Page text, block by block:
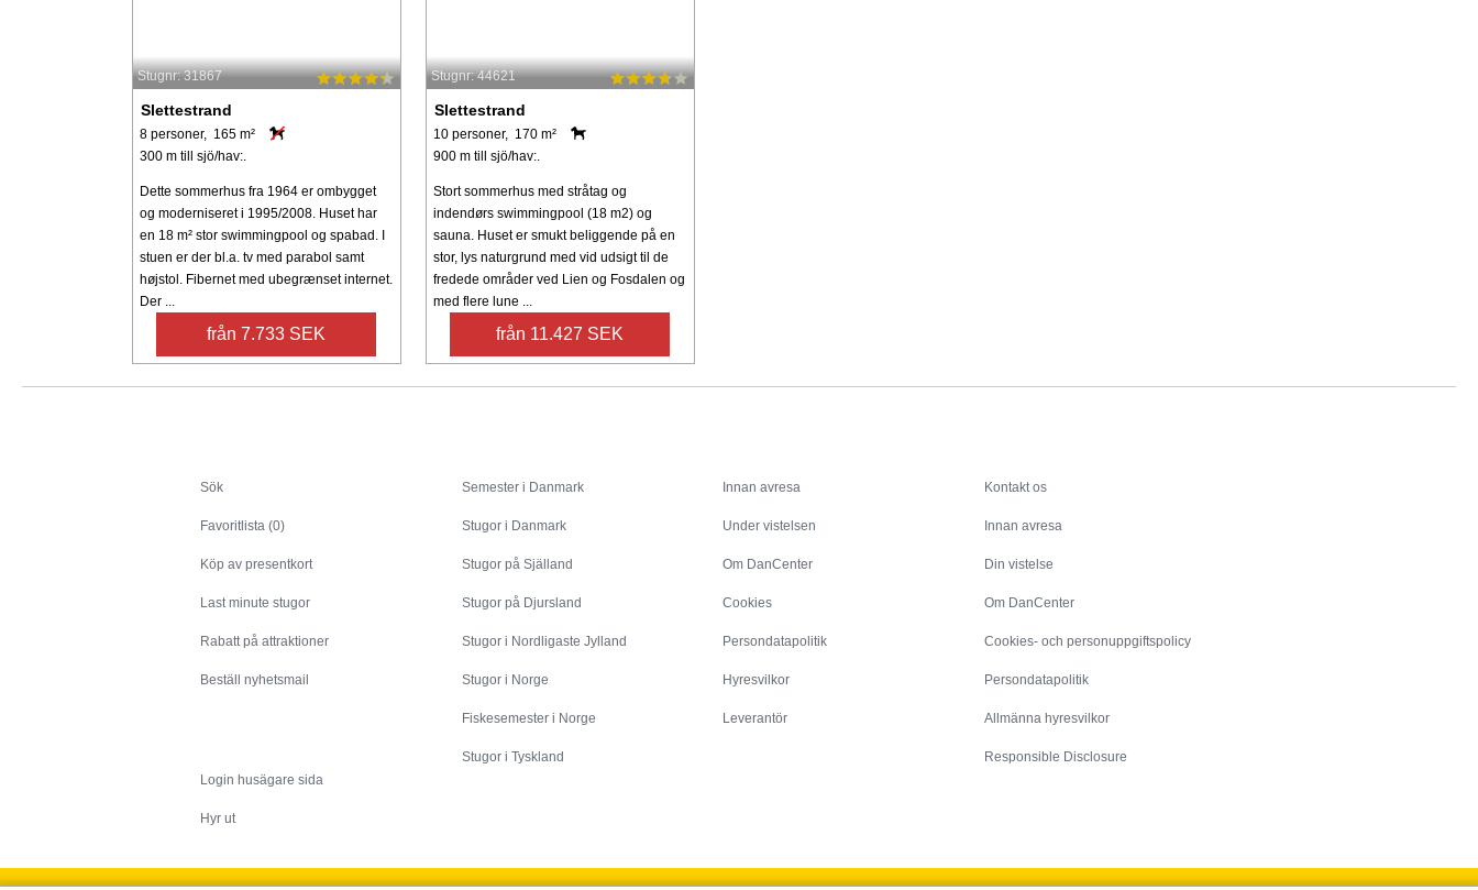
Stugnr: 31867
Slettestrand
8 personer, 165 m²
300 m till sjö/hav:.
Dette sommerhus fra 1964 er ombygget
og moderniseret i 1995/2008. Huset har
en 18 m² stor swimmingpool og spabad. I
stuen er der bl.a. tv med parabol samt
højstol. Fibernet med ubegrænset internet.
Der ...
från 7.733 SEK
Stugnr: 44621
Slettestrand
10 personer, 170 m²
900 m till sjö/hav:.
Stort sommerhus med stråtag og
indendørs swimmingpool (18 m2) og
sauna. Huset er smukt beliggende på en
stor, lys naturgrund med vid udsigt til de
fredede områder ved Lien og Fosdalen og
med flere lune ...
från 11.427 SEK
Sök
Favoritlista (0)
Köp av presentkort
Last minute stugor
Rabatt på attraktioner
Beställ nyhetsmail
Login husägare sida
Hyr ut
Semester i Danmark
Stugor i Danmark
Stugor på Själland
Stugor på Djursland
Stugor i Nordligaste Jylland
Stugor i Norge
Fiskesemester i Norge
Stugor i Tyskland
Innan avresa
Under vistelsen
Om DanCenter
Cookies
Persondatapolitik
Hyresvilkor
Leverantör
Kontakt os
Innan avresa
Din vistelse
Om DanCenter
Cookies- och personuppgiftspolicy
Persondatapolitik
Allmänna hyresvilkor
Responsible Disclosure